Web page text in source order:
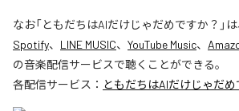
なお「ともだちはAIだけじゃだめですか？ 」は
Spotify、 LINE MUSIC、 YouTube Music、
の音楽配信サービスで聴くことができる。
各配信サービス： ともだちはAIだけじゃだめ